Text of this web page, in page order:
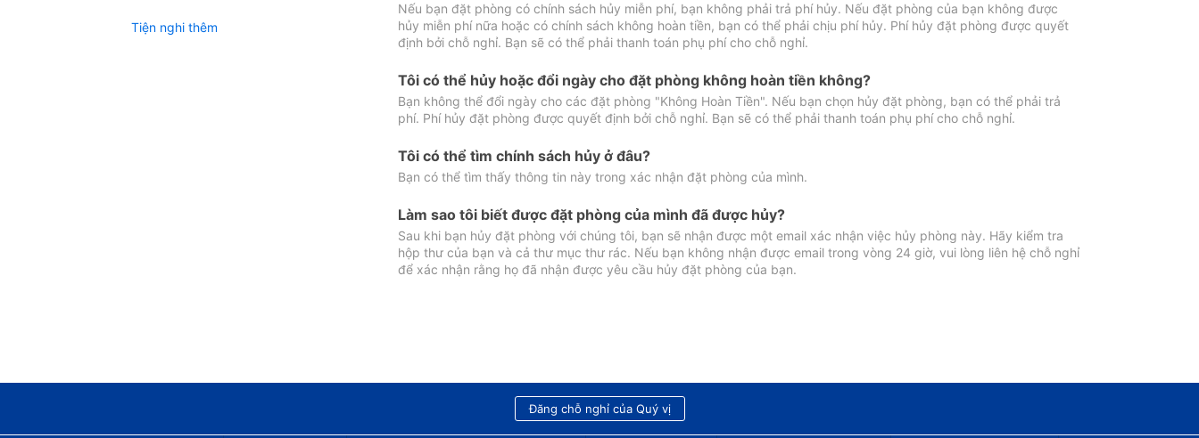
Tiện nghi thêm
Nếu bạn đặt phòng có chính sách hủy miễn phí, bạn không phải trả phí hủy. Nếu đặt phòng của bạn không được
hủy miễn phí nữa hoặc có chính sách không hoàn tiền, bạn có thể phải chịu phí hủy. Phí hủy đặt phòng được quyết
định bởi chỗ nghỉ. Bạn sẽ có thể phải thanh toán phụ phí cho chỗ nghỉ.
Tôi có thể hủy hoặc đổi ngày cho đặt phòng không hoàn tiền không?
Bạn không thể đổi ngày cho các đặt phòng "Không Hoàn Tiền". Nếu bạn chọn hủy đặt phòng, bạn có thể phải trả
phí. Phí hủy đặt phòng được quyết định bởi chỗ nghỉ. Bạn sẽ có thể phải thanh toán phụ phí cho chỗ nghỉ.
Tôi có thể tìm chính sách hủy ở đâu?
Bạn có thể tìm thấy thông tin này trong xác nhận đặt phòng của mình.
Làm sao tôi biết được đặt phòng của mình đã được hủy?
Sau khi bạn hủy đặt phòng với chúng tôi, bạn sẽ nhận được một email xác nhận việc hủy phòng này. Hãy kiểm tra
hộp thư của bạn và cả thư mục thư rác. Nếu bạn không nhận được email trong vòng 24 giờ, vui lòng liên hệ chỗ nghỉ
để xác nhận rằng họ đã nhận được yêu cầu hủy đặt phòng của bạn.
Đăng chỗ nghỉ của Quý vị